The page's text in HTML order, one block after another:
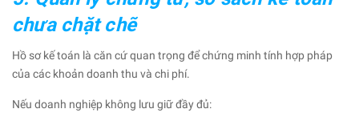
chưa chặt chẽ
Hồ sơ kế toán là căn cứ quan trọng để chứng minh tính hợp pháp
của các khoản doanh thu và chi phí.
Nếu doanh nghiệp không lưu giữ đầy đủ: